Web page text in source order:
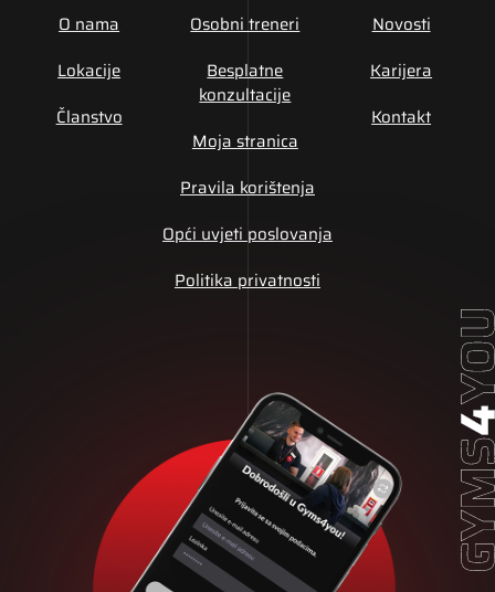
O nama
Lokacije
Članstvo
Osobni treneri
Besplatne
konzultacije
Moja stranica
Novosti
Karijera
Kontakt
Pravila korištenja
Opći uvjeti poslovanja
Politika privatnosti